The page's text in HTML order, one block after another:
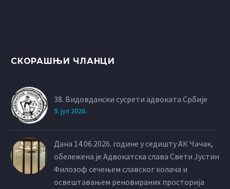
СКОРАШЊИ ЧЛАНЦИ
38. Видовдански сусрети адвоката Србије
9. јул 2026.
Дана 14.06.2026. године у седишту АК Чачак,
обележена је Адвокатска слава Свети Јустин
Филозоф сечењем славског колача и
освештавањем реновираних просторија